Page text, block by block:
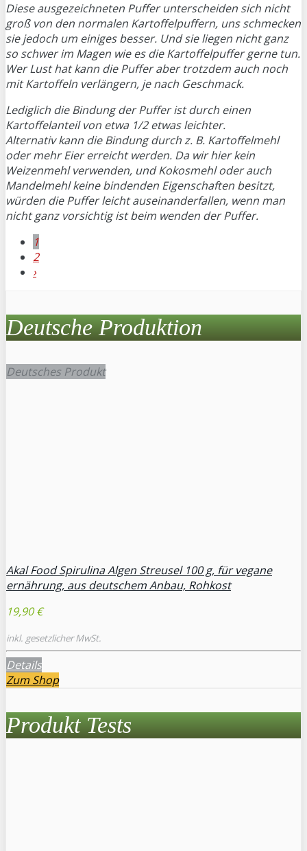
Diese ausgezeichneten Puffer unterscheiden sich nicht
groß von den normalen Kartoffelpuffern, uns schmecken
sie jedoch um einiges besser. Und sie liegen nicht ganz
so schwer im Magen wie es die Kartoffelpuffer gerne tun.
Wer Lust hat kann die Puffer aber trotzdem auch noch
mit Kartoffeln verlängern, je nach Geschmack.
Lediglich die Bindung der Puffer ist durch einen
Kartoffelanteil von etwa 1/2 etwas leichter.
Alternativ kann die Bindung durch z. B. Kartoffelmehl
oder mehr Eier erreicht werden. Da wir hier kein
Weizenmehl verwenden, und Kokosmehl oder auch
Mandelmehl keine bindenden Eigenschaften besitzt,
würden die Puffer leicht auseinanderfallen, wenn man
nicht ganz vorsichtig ist beim wenden der Puffer.
1
2
›
Deutsche Produktion
Deutsches Produkt
Akal Food Spirulina Algen Streusel 100 g, für vegane
ernährung, aus deutschem Anbau, Rohkost
19,90 €
inkl. gesetzlicher MwSt.
Details
Zum Shop
Produkt Tests